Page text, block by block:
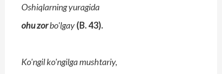
Oshiqlarning yuragida
ohu zorbo'lgay(B. 43).
Ko'ngil ko'ngilga mushtariy,